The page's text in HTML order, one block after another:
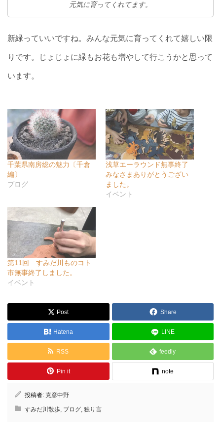
元気に育ってくれてます。
新緑っていいですね。みんな元気に育ってくれて嬉しい限
りです。じょじょに緑もお花も増やして行こうかと思って
います。
千葉県南房総の魅力〔千倉
編〕
ブログ
浅草エーラウンド無事終了
みなさまありがとうござい
ました。
イベント
第11回 すみだ川ものコト
市無事終了しました。
イベント
Post Share
Hatena LINE
RSS feedly
Pin it note
投稿者: 克彦中野
すみだ川散歩 ブログ 独り言